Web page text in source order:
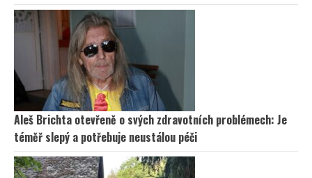
Aleš Brichta otevřeně o svých zdravotních problémech: Je
téměř slepý a potřebuje neustálou péči